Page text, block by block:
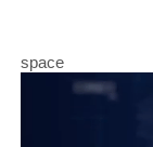
space